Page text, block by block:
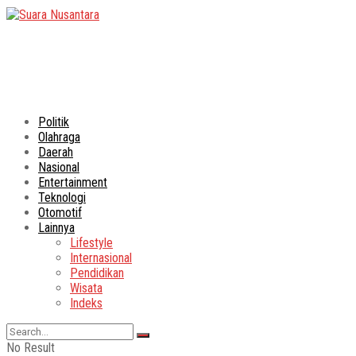
Politik
Olahraga
Daerah
Nasional
Entertainment
Teknologi
Otomotif
Lainnya
Lifestyle
Internasional
Pendidikan
Wisata
Indeks
No Result